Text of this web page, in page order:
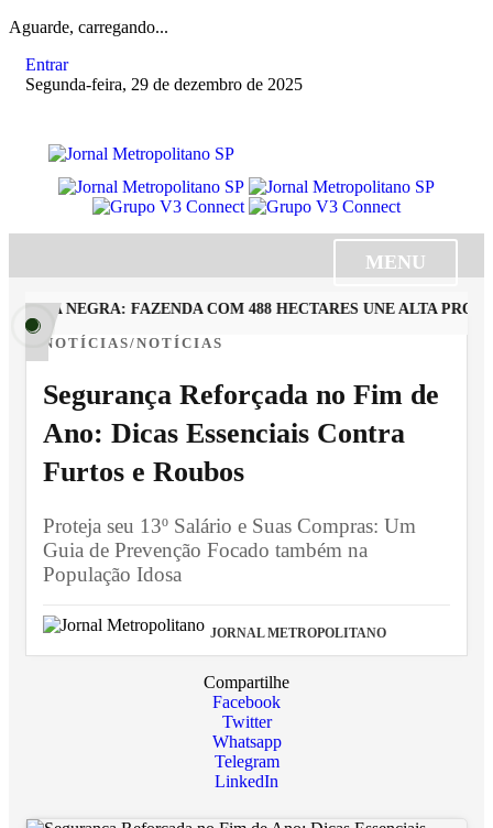
Aguarde, carregando...
Entrar
Segunda-feira, 29 de dezembro de 2025
MENU
NEGRA: FAZENDA COM 488 HECTARES UNE ALTA
NOTÍCIAS/NOTÍCIAS
Segurança Reforçada no Fim de
Ano: Dicas Essenciais Contra
Furtos e Roubos
Proteja seu 13º Salário e Suas Compras: Um
Guia de Prevenção Focado também na
População Idosa
JORNAL METROPOLITANO
Compartilhe
Facebook
Twitter
Whatsapp
Telegram
LinkedIn